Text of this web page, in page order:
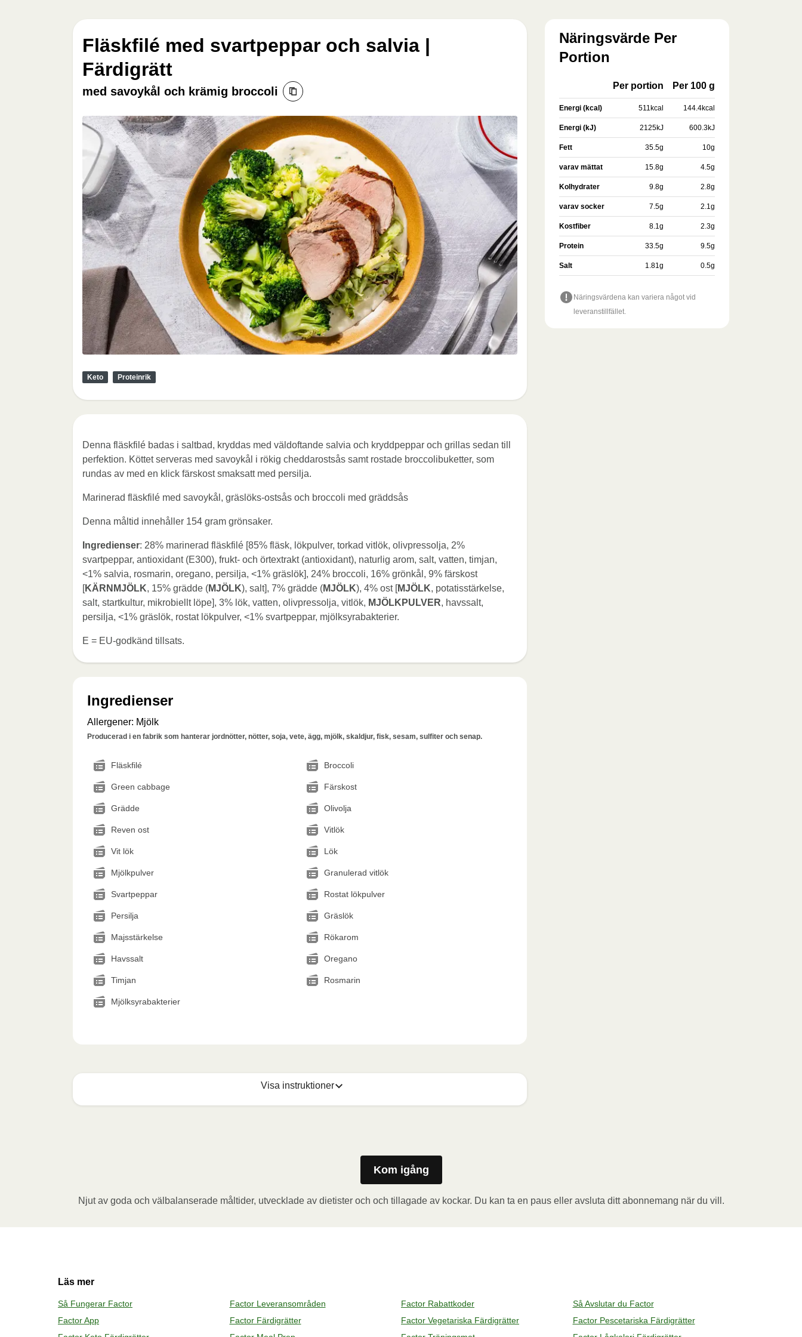
Fläskfilé med svartpeppar och salvia |
Färdigrätt
med savoykål och krämig broccoli
Keto Proteinrik
Denna fläskfilé badas i saltbad, kryddas med väldoftande salvia och kryddpeppar och grillas sedan till
perfektion. Köttet serveras med savoykål i rökig cheddarostsås samt rostade broccolibuketter, som
rundas av med en klick färskost smaksatt med persilja.
Marinerad fläskfilé med savoykål, gräslöks-ostsås och broccoli med gräddsås
Denna måltid innehåller 154 gram grönsaker.
Ingredienser: 28% marinerad fläskfilé [85% fläsk, lökpulver, torkad vitlök, olivpressolja, 2%
svartpeppar, antioxidant (E300), frukt- och örtextrakt (antioxidant), naturlig arom, salt, vatten, timjan,
<1% salvia, rosmarin, oregano, persilja, <1% gräslök], 24% broccoli, 16% grönkål, 9% färskost
[KÄRNMJÖLK, 15% grädde (MJÖLK), salt], 7% grädde (MJÖLK), 4% ost [MJÖLK, potatisstärkelse,
salt, startkultur, mikrobiellt löpe], 3% lök, vatten, olivpressolja, vitlök, MJÖLKPULVER, havssalt,
persilja, <1% gräslök, rostat lökpulver, <1% svartpeppar, mjölksyrabakterier.
E = EU-godkänd tillsats.
Ingredienser
Allergener: Mjölk
Producerad i en fabrik som hanterar jordnötter, nötter, soja, vete, ägg, mjölk, skaldjur, fisk, sesam, sulfiter och senap.
Fläskfilé Broccoli
Green cabbage Färskost
Grädde Olivolja
Reven ost Vitlök
Vit lök Lök
Mjölkpulver Granulerad vitlök
Svartpeppar Rostat lökpulver
Persilja Gräslök
Majsstärkelse Rökarom
Havssalt Oregano
Timjan Rosmarin
Mjölksyrabakterier
Visa instruktioner
Preheat the oven. Remove the cardboard sleeve and punch a few holes in the foil. Place the
Näringsvärde Per
Portion
Per portion Per 100 g
Energi (kcal) 511kcal 144.4kcal
Energi (kJ) 2125kJ 600.3kJ
Fett 35.5g 10g
varav mättat 15.8g 4.5g
Kolhydrater 9.8g 2.8g
varav socker 7.5g 2.1g
Kostfiber 8.1g 2.3g
Protein 33.5g 9.5g
Salt 1.81g 0.5g
Näringsvärdena kan variera något vid
leveranstillfället.
Kom igång
Njut av goda och välbalanserade måltider, utvecklade av dietister och och tillagade av kockar. Du kan ta en paus eller avsluta ditt abonnemang när du vill.
Läs mer
Så Fungerar Factor Factor Leveransområden Factor Rabattkoder
Så Avslutar du Factor
Factor App
Factor Färdigrätter Factor Vegetariska Färdigrätter
Factor Pescetariska Färdigrätter